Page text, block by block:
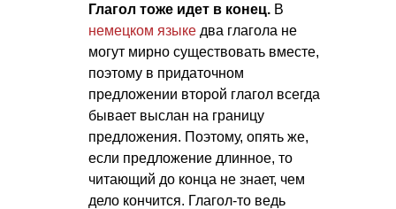
Глагол тоже идет в конец. В
немецком языке два глагола не
могут мирно существовать вместе,
поэтому в придаточном
предложении второй глагол всегда
бывает выслан на границу
предложения. Поэтому, опять же,
если предложение длинное, то
читающий до конца не знает, чем
дело кончится. Глагол-то ведь